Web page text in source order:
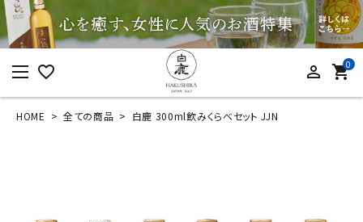
favorite_border person_outline 0
shopping_cart
ログイン 新規会員登録
HOME 全ての商品 白鹿 300ml飲みくらべセット JJN